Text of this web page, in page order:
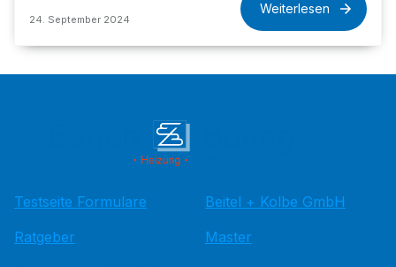
24. September 2024
Weiterlesen
Testseite Formulare
Ratgeber
Beitel + Kolbe GmbH
Master